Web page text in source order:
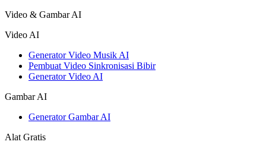
Video & Gambar AI
Video AI
Generator Video Musik AI
Pembuat Video Sinkronisasi Bibir
Generator Video AI
Gambar AI
Generator Gambar AI
Alat Gratis